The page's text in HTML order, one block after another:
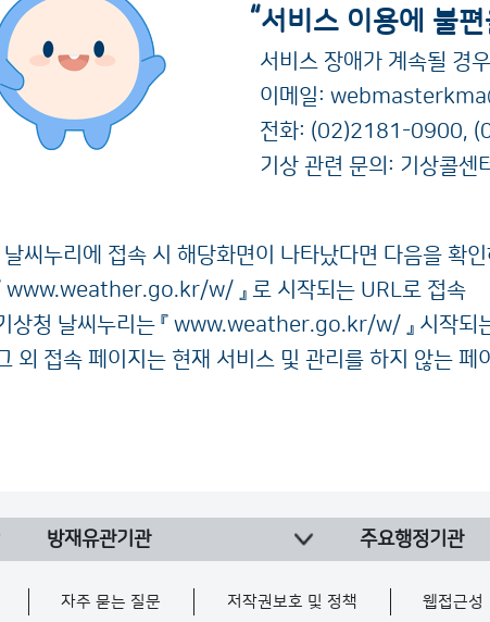
“서비스 이용에 불
서비스 장애가 계속될 경
이메일:
전화: (02)2181-0900,
기상 관련 문의: 기상콜센
씨누리에 접속 시 해당화면이 나타났다면 다음을 확
www.weather.go.kr/w/ 』 로 시작되는 URL로 접속
상청 날씨누리는 『 www.weather.go.kr/w/ 』 시작
외 접속 페이지는 현재 서비스 및 관리를 하지 않는 페
방재유관기관 주요행정기관
자주 묻는 질문 저작권보호 및 정책 웹접근성